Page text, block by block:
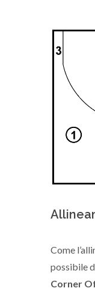
Come
possibile
Corner